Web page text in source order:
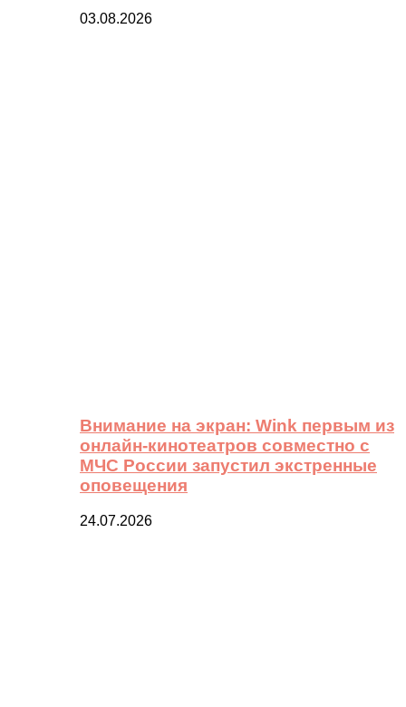
03.08.2026
Внимание на экран: Wink первым из
онлайн-кинотеатров совместно с
МЧС России запустил экстренные
оповещения
24.07.2026